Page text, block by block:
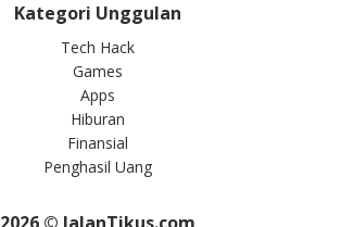
Kategori Unggulan
Tech Hack
Games
Apps
Hiburan
Finansial
Penghasil Uang